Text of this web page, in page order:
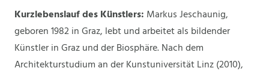
Kurzlebenslauf des Künstlers: Markus Jeschaunig,
geboren 1982 in Graz, lebt und arbeitet als bildender
Künstler in Graz und der Biosphäre. Nach dem
Architekturstudium an der Kunstuniversität Linz (2010),